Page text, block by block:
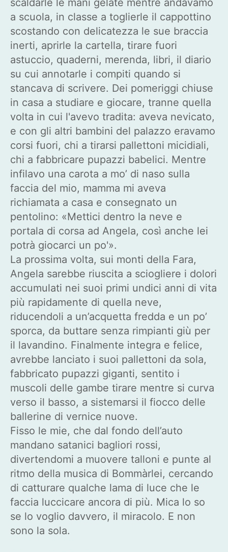
a scuola, in classe a toglierle il cappottino
scostando con delicatezza le sue braccia
inerti, aprirle la cartella, tirare fuori
astuccio, quaderni, merenda, libri, il diario
su cui annotarle i compiti quando si
stancava di scrivere. Dei pomeriggi chiuse
in casa a studiare e giocare, tranne quella
volta in cui l'avevo tradita: aveva nevicato,
e con gli altri bambini del palazzo eravamo
corsi fuori, chi a tirarsi pallettoni micidiali,
chi a fabbricare pupazzi babelici. Mentre
infilavo una carota a mo’ di naso sulla
faccia del mio, mamma mi aveva
richiamata a casa e consegnato un
pentolino: «Mettici dentro la neve e
portala di corsa ad Angela, così anche lei
potrà giocarci un po'».
La prossima volta, sui monti della Fara,
Angela sarebbe riuscita a sciogliere i dolori
accumulati nei suoi primi undici anni di vita
più rapidamente di quella neve,
riducendoli a un’acquetta fredda e un po’
sporca, da buttare senza rimpianti giù per
il lavandino. Finalmente integra e felice,
avrebbe lanciato i suoi pallettoni da sola,
fabbricato pupazzi giganti, sentito i
muscoli delle gambe tirare mentre si curva
verso il basso, a sistemarsi il fiocco delle
ballerine di vernice nuove.
Fisso le mie, che dal fondo dell’auto
mandano satanici bagliori rossi,
divertendomi a muovere talloni e punte al
ritmo della musica di Bommàrlei, cercando
di catturare qualche lama di luce che le
faccia luccicare ancora di più. Mica lo so
se lo voglio davvero, il miracolo. E non
sono la sola.